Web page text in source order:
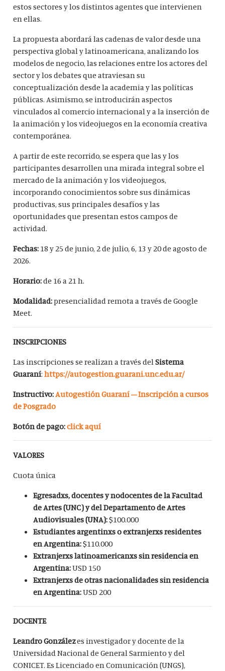
estos sectores y los distintos agentes que intervienen
en ellas.
La propuesta abordará las cadenas de valor desde una
perspectiva global y latinoamericana, analizando los
modelos de negocio, las relaciones entre los actores del
sector y los debates que atraviesan su
conceptualización desde la academia y las políticas
públicas. Asimismo, se introducirán aspectos
vinculados al comercio internacional y a la inserción de
la animación y los videojuegos en la economía creativa
contemporánea.
A partir de este recorrido, se espera que las y los
participantes desarrollen una mirada integral sobre el
mercado de la animación y los videojuegos,
incorporando conocimientos sobre sus dinámicas
productivas, sus principales desafíos y las
oportunidades que presentan estos campos de
actividad.
Fechas: 18 y 25 de junio, 2 de julio, 6, 13 y 20 de agosto de
2026.
Horario:de 16 a 21 h.
Modalidad:presencialidad remota a través de Google
Meet.
INSCRIPCIONES
Las inscripciones se realizan a través delSistema
Guaraní:https://autogestion.guarani.unc.edu.ar/
Instructivo:Autogestión Guaraní – Inscripción a cursos
de Posgrado
Botón de pago:click aquí
VALORES
Cuota única
Egresadxs, docentes y nodocentes de la Facultad
de Artes (UNC) y del Departamento de Artes
Audiovisuales (UNA):$100.000
Estudiantes argentinxs o extranjerxs residentes
en Argentina:$110.000
Extranjerxs latinoamericanxs sin residencia en
Argentina:USD 150
Extranjerxs de otras nacionalidades sin residencia
en Argentina:USD 200
DOCENTE
Leandro Gonzálezes investigador y docente de la
Universidad Nacional de General Sarmiento y del
CONICET. Es Licenciado en Comunicación (UNGS),